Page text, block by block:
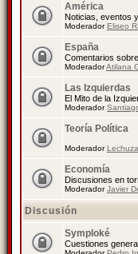
América
Noticias, eventos
ModeradorEliseo
España
Comentarios
ModeradorAtilana
Las Izquierdas
El Mito de la
Moderador
Teoría Política
ModeradorLechuza
Economía
Discusiones en
ModeradorJavier
Discusión
Symploké
Cuestiones